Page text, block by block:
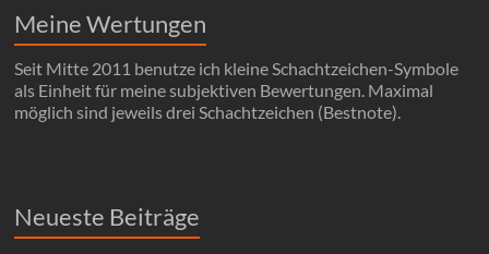
Meine Wertungen
Seit Mitte 2011 benutze ich kleine Schachtzeichen-Symbole
als Einheit für meine subjektiven Bewertungen. Maximal
möglich sind jeweils drei Schachtzeichen (Bestnote).
Neueste Beiträge